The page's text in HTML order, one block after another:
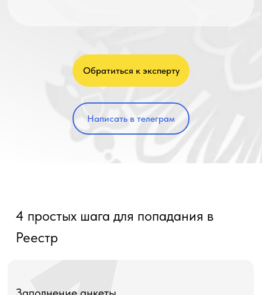
Обратиться к эксперту
Написать в телеграм
4 простых шага для попадания в
Реестр